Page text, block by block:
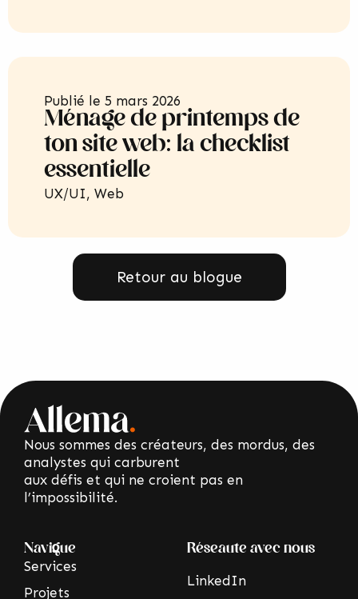
Publié le 5 mars 2026
Ménage de printemps de
ton site web: la checklist
essentielle
UX/UI, Web
Retour au blogue
Nous sommes des créateurs, des mordus, des
analystes qui carburent
aux défis et qui ne croient pas en
l’impossibilité.
Navigue
Services
Projets
Réseaute avec nous
LinkedIn